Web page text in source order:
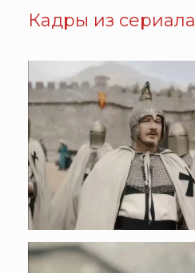
Кадры из сериала